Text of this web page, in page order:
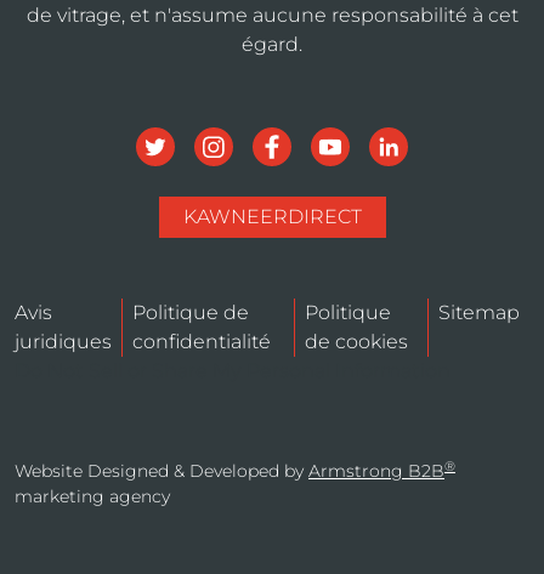
de vitrage, et n'assume aucune responsabilité à cet
égard.
KAWNEERDIRECT
Avis
juridiques
Politique de
confidentialité
Politique
de cookies
Sitemap
Website Designed & Developed by Armstrong B2B®
marketing agency